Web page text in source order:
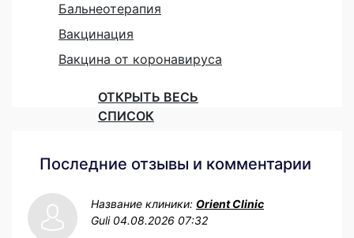
Бальнеотерапия
Вакцинация
Вакцина от коронавируса
ОТКРЫТЬ ВЕСЬ
СПИСОК
Последние отзывы и комментарии
Название клиники: Orient Clinic
Guli 04.08.2026 07:32